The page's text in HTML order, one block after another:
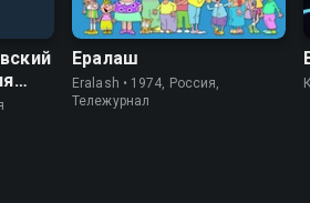
Ералаш
Eralash • 1974, Россия,
Тележурнал